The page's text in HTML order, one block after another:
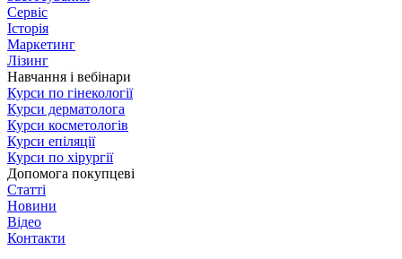
Сервіс
Історія
Маркетинг
Лізинг
Навчання і вебінари
Курси по гінекології
Курси дерматолога
Курси косметологів
Курси епіляції
Курси по хірургії
Допомога покупцеві
Статті
Новини
Відео
Контакти